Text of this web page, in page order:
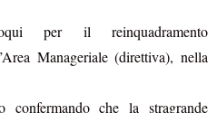
per il reinquadramento
Manageriale (direttiva), nella
che la stragrande